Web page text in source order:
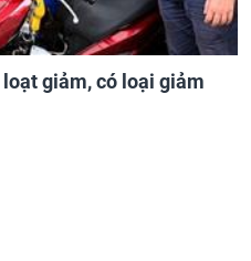
loạt giảm, có loại giảm